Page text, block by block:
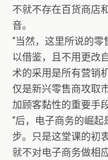
不就不存在百货商店
音。
“当然，这里所说的
以借鉴，且不用更改
术的采用是所有营销
仅是新兴零售商攻取
加顾客黏性的重要手
“后，电子商务的崛
步。只是这堂课的初
就不对电子商务做相